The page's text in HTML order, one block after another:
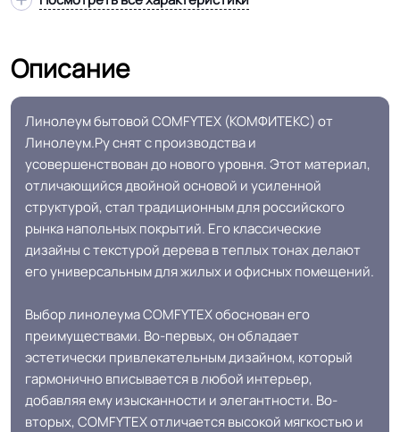
Основа
Ширина 2.0-2.5-3.0-3.5-4.0 м
Толщина 2.7 мм
Для пола, Для дома, Для детской,
Для небольшого офиса, Для
теплого пола, Для квартиры, Для
жилых зон, Для спальни, Для
оптовой продажи, Для розницы
Допуск изменения
толщин
+-10% мм
Описание
Линолеум бытовой COMFYTEX (КОМФИТЕКС) от
Линолеум.Ру снят с производства и
усовершенствован до нового уровня. Этот материал,
отличающийся двойной основой и усиленной
структурой, стал традиционным для российского
рынка напольных покрытий. Его классические
дизайны с текстурой дерева в теплых тонах делают
его универсальным для жилых и офисных помещений.
Выбор линолеума COMFYTEX обоснован его
преимуществами. Во-первых, он обладает
эстетически привлекательным дизайном, который
гармонично вписывается в любой интерьер,
добавляя ему изысканности и элегантности. Во-
вторых, COMFYTEX отличается высокой мягкостью и